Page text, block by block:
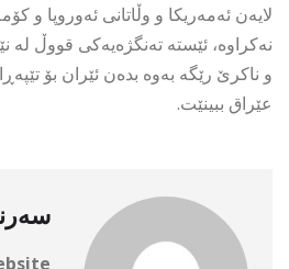
لایەن ئەمەریكا و وڵاتانی ئەوروپا و
نەكراوە، ئێستە تەنگژەیەكی قووڵ لە
و ناكرێ رێگە بەوە بدەن ئێران بۆ
عێراق ببینێت.